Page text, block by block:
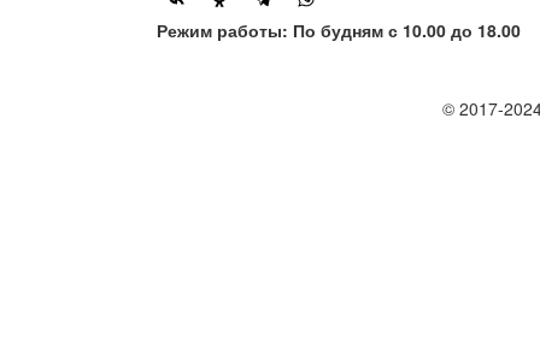
Режим работы: По будням с 10.00 до 18.00
© 2017-